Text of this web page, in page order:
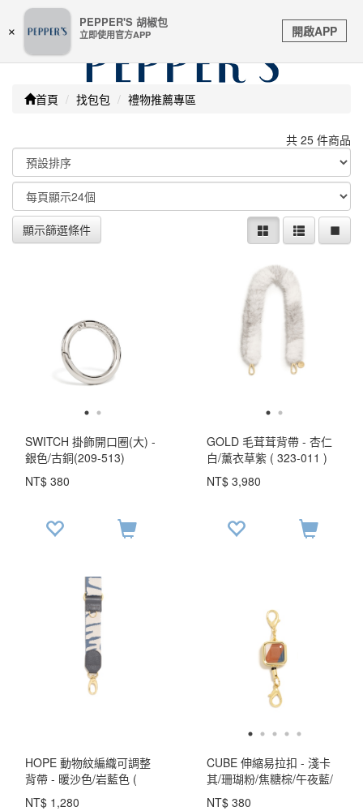
嚴防詐騙 | 本站未透過任何名義要求核對購物資訊 及 信用
卡號等私人資訊，請立即掛斷並撥打165反詐騙專線
Toggle
navigation
首頁 找包包 禮物推薦專區
共 25 件商品
顯示篩選條件
SWITCH 掛飾開口圈(大) -
銀色/古銅(209-513)
NT$ 380
GOLD 毛茸茸背帶 - 杏仁
白/薰衣草紫 ( 323-011 )
USD$ 129.2
NT$ 3,980
HOPE 動物紋編織可調整
背帶 - 暖沙色/岩藍色 (
323-004 )
NT$ 1,280
CUBE 伸縮易拉扣 - 淺卡
其/珊瑚粉/焦糖棕/午夜藍/
奶霜綠 ( 223-981 )
NT$ 380
×
PEPPER'S 胡椒包
立即使用官方APP 開啟APP